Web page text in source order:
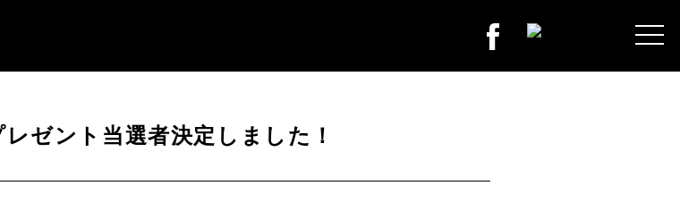
レゼント当選者決定しました！